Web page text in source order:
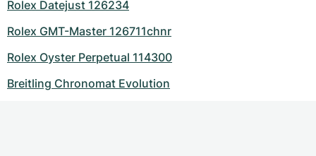
Rolex Datejust 126234
Rolex GMT-Master 126711chnr
Rolex Oyster Perpetual 114300
Breitling Chronomat Evolution